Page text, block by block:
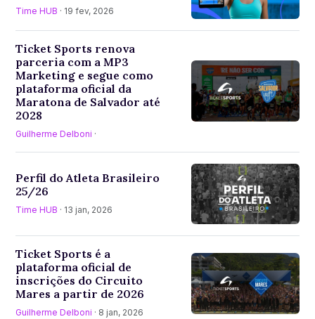
Time HUB · 19 fev, 2026
Ticket Sports renova
parceria com a MP3
Marketing e segue como
plataforma oficial da
Maratona de Salvador até
2028
Guilherme Delboni ·
Perfil do Atleta Brasileiro
25/26
Time HUB · 13 jan, 2026
Ticket Sports é a
plataforma oficial de
inscrições do Circuito
Mares a partir de 2026
Guilherme Delboni · 8 jan, 2026